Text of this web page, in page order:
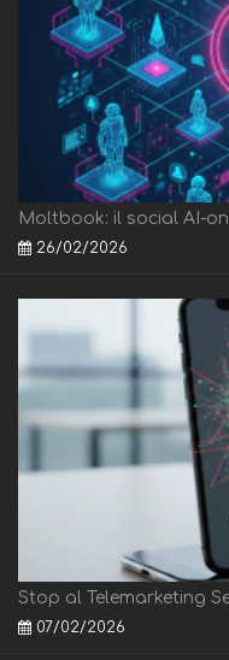
Moltbook: il social AI-
26/02/2026
Stop al Telemarketing
07/02/2026